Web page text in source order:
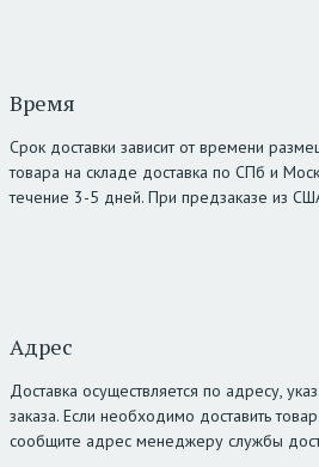
Время
Срок доставки зависит от времени
товара на складе доставка по СПб и
течение 3-5 дней. При предзаказе из
Адрес
Доставка осуществляется по адресу,
заказа. Если необходимо доставить
сообщите адрес менеджеру службы